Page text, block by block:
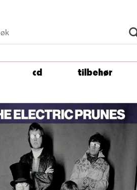
cd tilbehør